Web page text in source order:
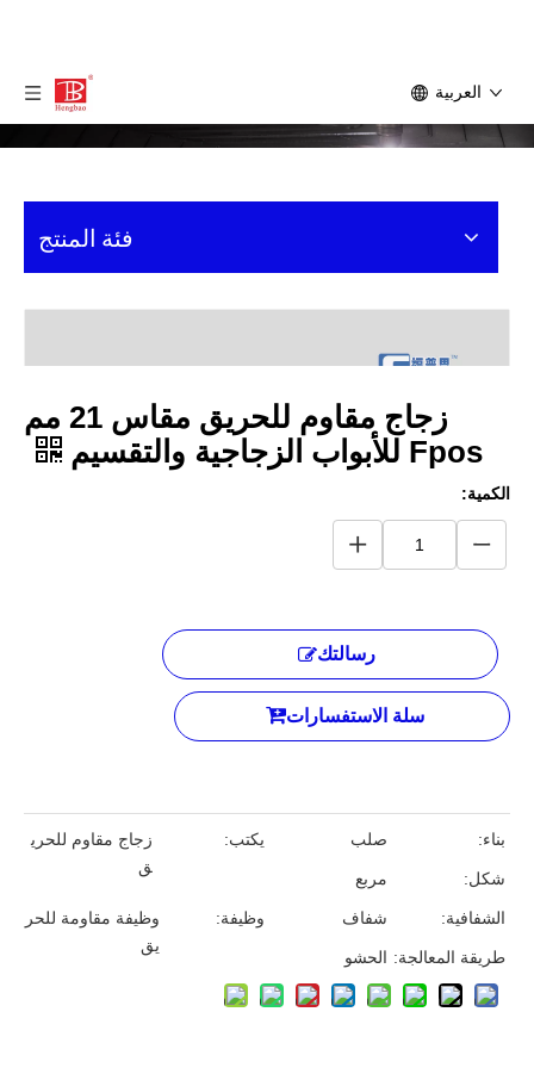
العربية
فئة المنتج
زجاج مقاوم للحريق مقاس 21 مم
Fpos للأبواب الزجاجية والتقسيم
الكمية:
رسالتك
سلة الاستفسارات
يكتب:
زجاج مقاوم للحري
ق
بناء: صلب
شكل: مربع
وظيفة:
وظيفة مقاومة للحر
يق
الشفافية: شفاف
طريقة المعالجة: الحشو